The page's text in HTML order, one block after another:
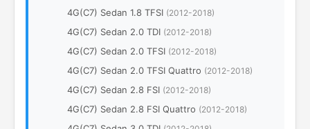
4G(C7) Sedan 1.8 TFSI (2012-2018)
4G(C7) Sedan 2.0 TDI (2012-2018)
4G(C7) Sedan 2.0 TFSI (2012-2018)
4G(C7) Sedan 2.0 TFSI Quattro (2012-2018)
4G(C7) Sedan 2.8 FSI (2012-2018)
4G(C7) Sedan 2.8 FSI Quattro (2012-2018)